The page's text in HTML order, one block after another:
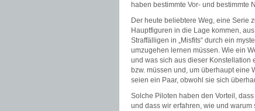
haben bestimmte Vor- und bestimmte
Der heute beliebtere Weg, eine Serie
Hauptfiguren in die Lage kommen,
Straffälligen in „Misfits“ durch ein
umzugehen lernen müssen. Wie ein
und was sich aus dieser Konstellation
bzw. müssen und, um überhaupt eine
seien ein Paar, obwohl sie sich
Solche Piloten haben den Vorteil,
und dass wir erfahren, wie und